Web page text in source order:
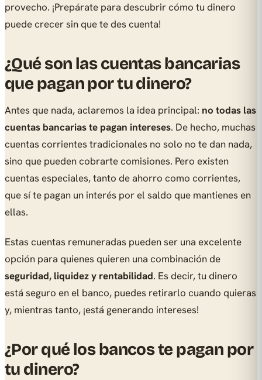
provecho. ¡Prepárate para descubrir cómo tu dinero
puede crecer sin que te des cuenta!
¿Qué son las cuentas bancarias
que pagan por tu dinero?
Antes que nada, aclaremos la idea principal: no todas las
cuentas bancarias te pagan intereses. De hecho, muchas
cuentas corrientes tradicionales no solo no te dan nada,
sino que pueden cobrarte comisiones. Pero existen
cuentas especiales, tanto de ahorro como corrientes,
que sí te pagan un interés por el saldo que mantienes en
ellas.
Estas cuentas remuneradas pueden ser una excelente
opción para quienes quieren una combinación de
seguridad, liquidez y rentabilidad. Es decir, tu dinero
está seguro en el banco, puedes retirarlo cuando quieras
y, mientras tanto, ¡está generando intereses!
¿Por qué los bancos te pagan por
tu dinero?